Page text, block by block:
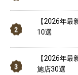
【2026年
10選
【2026年
施店30選